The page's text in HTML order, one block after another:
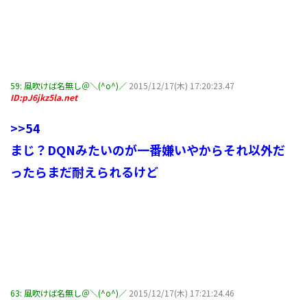
59: 風吹けば名無し＠＼(^o^)／ 2015/12/17(木) 17:20:23.47
ID:pJ6jkz5la.net
>>54
まじ？DQNみたいのが一番嫌いやからそれ以外だ
ったらまだ耐えられるけど
63: 風吹けば名無し＠＼(^o^)／ 2015/12/17(木) 17:21:24.46